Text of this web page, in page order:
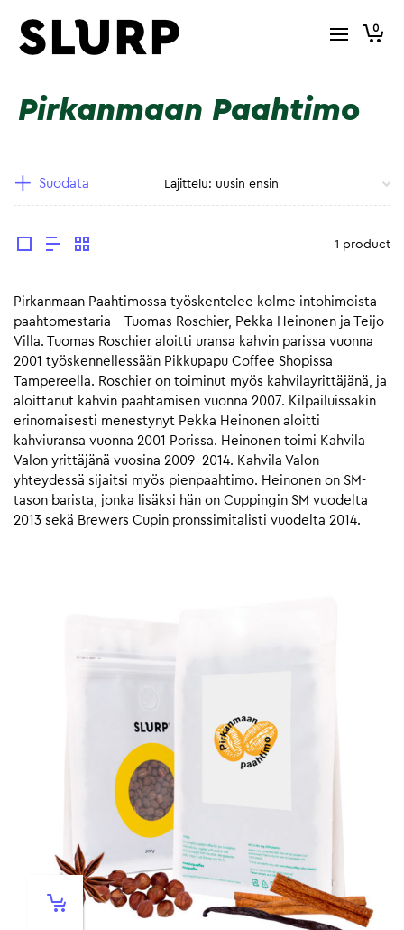
0
Pirkanmaan Paahtimo
Suodata
1 product
Pirkanmaan Paahtimossa työskentelee kolme intohimoista
paahtomestaria – Tuomas Roschier, Pekka Heinonen ja Teijo
Villa. Tuomas Roschier aloitti uransa kahvin parissa vuonna
2001 työskennellessään Pikkupapu Coffee Shopissa
Tampereella. Roschier on toiminut myös kahvilayrittäjänä, ja
aloittanut kahvin paahtamisen vuonna 2007. Kilpailuissakin
erinomaisesti menestynyt Pekka Heinonen aloitti
kahviuransa vuonna 2001 Porissa. Heinonen toimi Kahvila
Valon yrittäjänä vuosina 2009-2014. Kahvila Valon
yhteydessä sijaitsi myös pienpaahtimo. Heinonen on SM-
tason barista, jonka lisäksi hän on Cuppingin SM vuodelta
2013 sekä Brewers Cupin pronssimitalisti vuodelta 2014.